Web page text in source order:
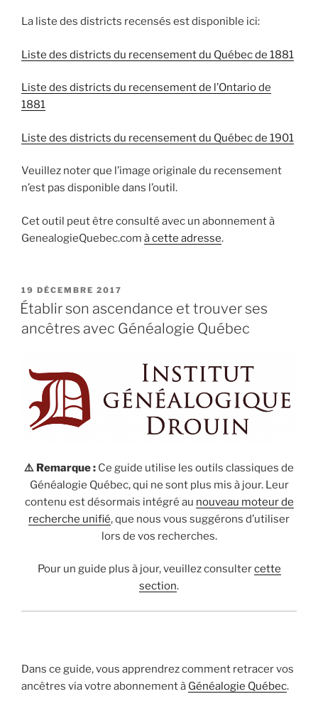
La liste des districts recensés est disponible ici:
Liste des districts du recensement du Québec de 1881
Liste des districts du recensement de l’Ontario de
1881
Liste des districts du recensement du Québec de 1901
Veuillez noter que l’image originale du recensement
n’est pas disponible dans l’outil.
Cet outil peut être consulté avec un abonnement à
GenealogieQuebec.com à cette adresse.
PUBLIÉ
LE
19 DÉCEMBRE 2017
Établir son ascendance et trouver ses
ancêtres avec Généalogie Québec
⚠️ Remarque : Ce guide utilise les outils classiques de
Généalogie Québec, qui ne sont plus mis à jour. Leur
contenu est désormais intégré au nouveau moteur de
recherche unifié, que nous vous suggérons d’utiliser
lors de vos recherches.
Pour un guide plus à jour, veuillez consultercette
section.
Dans ce guide, vous apprendrez comment retracer vos
ancêtres via votre abonnement à Généalogie Québec.